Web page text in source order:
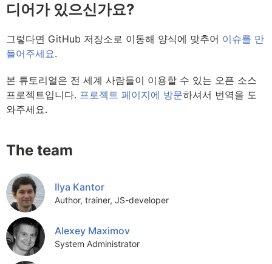
디어가 있으신가요?
그렇다면 GitHub 저장소로 이동해 양식에 맞추어 이슈를 만
들어주세요.
본 튜토리얼은 전 세계 사람들이 이용할 수 있는 오픈 소스
프로젝트입니다. 프로젝트 페이지에 방문하셔서 번역을 도
와주세요.
The team
Ilya Kantor
Author, trainer, JS-developer
Alexey Maximov
System Administrator